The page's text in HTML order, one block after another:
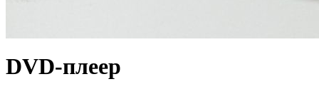
DVD-плеер